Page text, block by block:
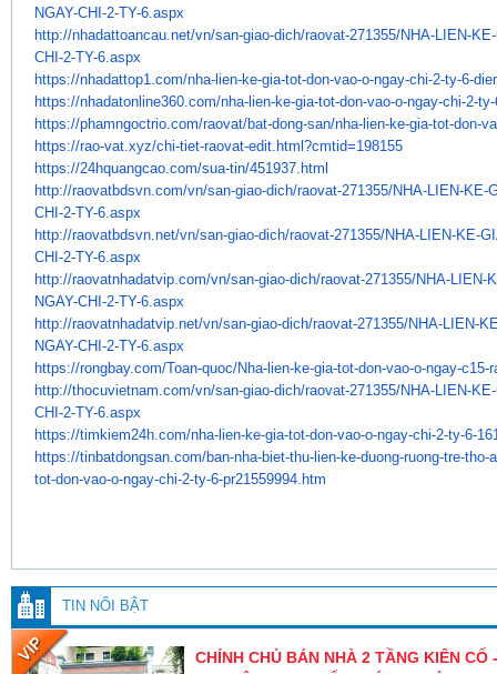
NGAY-CHI-2-TY-6.aspx
http://nhadattoancau.net/vn/san-giao-dich/raovat-271355/NHA-LIEN-
CHI-2-TY-6.aspx
https://nhadattop1.com/nha-lien-ke-gia-tot-don-vao-o-ngay-chi-2-ty-6-
https://nhadatonline360.com/nha-lien-ke-gia-tot-don-vao-o-ngay-chi-2-
https://phamngoctrio.com/raovat/bat-dong-san/nha-lien-ke-gia-tot-don-
https://rao-vat.xyz/chi-tiet-raovat-edit.html?cmtid=198155
https://24hquangcao.com/sua-tin/451937.html
http://raovatbdsvn.com/vn/san-giao-dich/raovat-271355/NHA-LIEN-KE-
CHI-2-TY-6.aspx
http://raovatbdsvn.net/vn/san-giao-dich/raovat-271355/NHA-LIEN-KE-
CHI-2-TY-6.aspx
http://raovatnhadatvip.com/vn/san-giao-dich/raovat-271355/NHA-LIEN-
NGAY-CHI-2-TY-6.aspx
http://raovatnhadatvip.net/vn/san-giao-dich/raovat-271355/NHA-LIEN-
NGAY-CHI-2-TY-6.aspx
https://rongbay.com/Toan-quoc/Nha-lien-ke-gia-tot-don-vao-o-ngay-c15-
http://thocuvietnam.com/vn/san-giao-dich/raovat-271355/NHA-LIEN-
CHI-2-TY-6.aspx
https://timkiem24h.com/nha-lien-ke-gia-tot-don-vao-o-ngay-chi-2-ty-6-
https://tinbatdongsan.com/ban-nha-biet-thu-lien-ke-duong-ruong-tre-tho-
tot-don-vao-o-ngay-chi-2-ty-6-pr21559994.htm
TIN NỔI BẬT
CHÍNH CHỦ BÁN NHÀ 2 TẦNG KIÊN CỐ